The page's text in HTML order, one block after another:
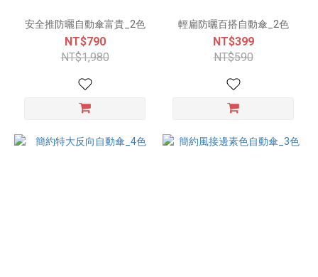
安全推防曬自動傘富貴_2色
NT$790
NT$1,980
輕扁防曬百搭自動傘_2色
NT$399
NT$590